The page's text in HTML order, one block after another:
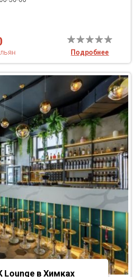
Подробнее
в Химках